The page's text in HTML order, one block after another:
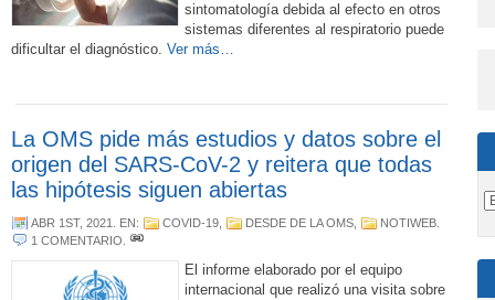
sintomatología debida al efecto en otros
sistemas diferentes al respiratorio puede
dificultar el diagnóstico. Ver más…
La OMS pide más estudios y datos sobre el
origen del SARS-CoV-2 y reitera que todas
las hipótesis siguen abiertas
ABR 1ST, 2021 . EN: COVID-19 DESDE DE LA OMS NOTIWEB
1 COMENTARIO
El informe elaborado por el equipo
internacional que realizó una visita sobre